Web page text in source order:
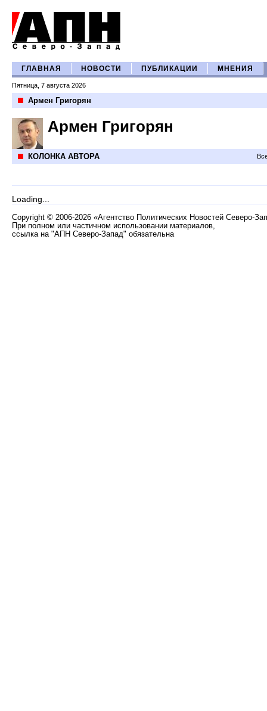
ГЛАВНАЯ НОВОСТИ ПУБЛИКАЦИИ МНЕНИЯ
Пятница, 7 августа 2026
Армен Григорян
Армен Григорян
КОЛОНКА АВТОРА
Loading...
Copyright © 2006-2026 «Агентство Политических Новостей Северо-
При полном или частичном использовании материалов,
ссылка на "АПН Северо-Запад" обязательна